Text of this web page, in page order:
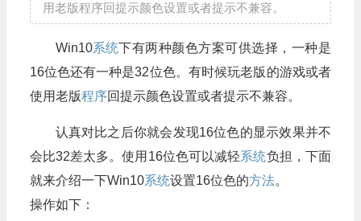
用老版程序回提示颜色设置或者提示不兼容。
Win10系统下有两种颜色方案可供选择，一种是
16位色还有一种是32位色。有时候玩老版的游戏或者
使用老版程序回提示颜色设置或者提示不兼容。
认真对比之后你就会发现16位色的显示效果并不
会比32差太多。使用16位色可以减轻系统负担，下面
就来介绍一下Win10系统设置16位色的方法。
操作如下：